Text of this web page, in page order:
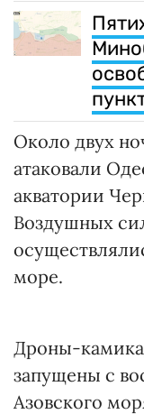
Около двух
атаковали
акватории
Воздушных
море.
Дроны-
запущены с
Азовского